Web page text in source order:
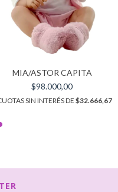
MIA/ASTOR CAPITA
$98.000,00
SIN INTERÉS DE $32.666,67